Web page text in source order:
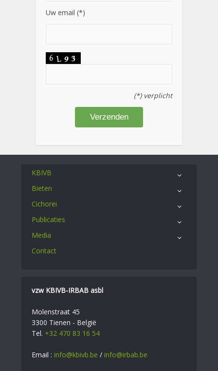
Uw email (*)
(*) verplicht
KBIVB
Bieten
Cichorei
Publicaties
Media
Contact
vzw KBIVB-IRBAB asbl
Molenstraat 45
3300 Tienen - België
Tel. +32 470 83 16 54
Email : info@kbivb.be / info@irbab.be